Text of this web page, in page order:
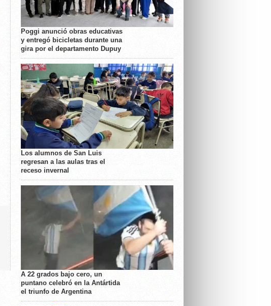
Poggi anunció obras educativas
y entregó bicicletas durante una
gira por el departamento Dupuy
Los alumnos de San Luis
regresan a las aulas tras el
receso invernal
A 22 grados bajo cero, un
puntano celebró en la Antártida
el triunfo de Argentina